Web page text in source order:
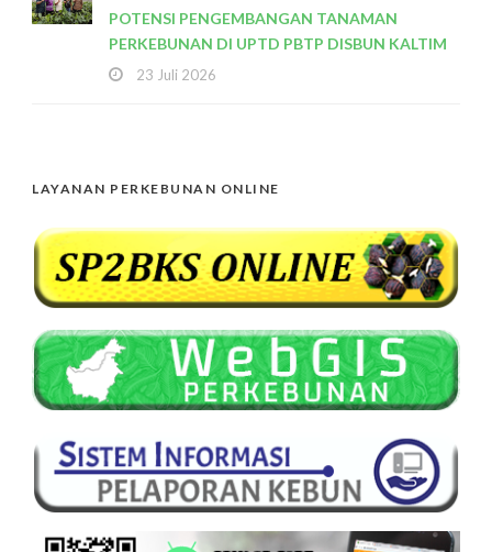
POTENSI PENGEMBANGAN TANAMAN
PERKEBUNAN DI UPTD PBTP DISBUN KALTIM
23 Juli 2026
LAYANAN PERKEBUNAN ONLINE